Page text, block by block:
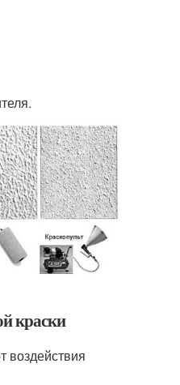
краски
воздействия